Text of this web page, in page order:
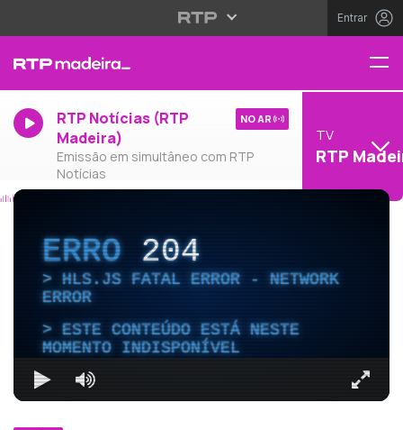
Entrar
RTP Notícias (RTP
Madeira)
Emissão em simultâneo com RTP
Notícias
NO AR
TV
RTP
ERRO204
HLS.JS FATAL ERROR - NETWORK
ERROR
ESTE CONTEÚDO ESTÁ NESTE
MOMENTO INDISPONÍVEL